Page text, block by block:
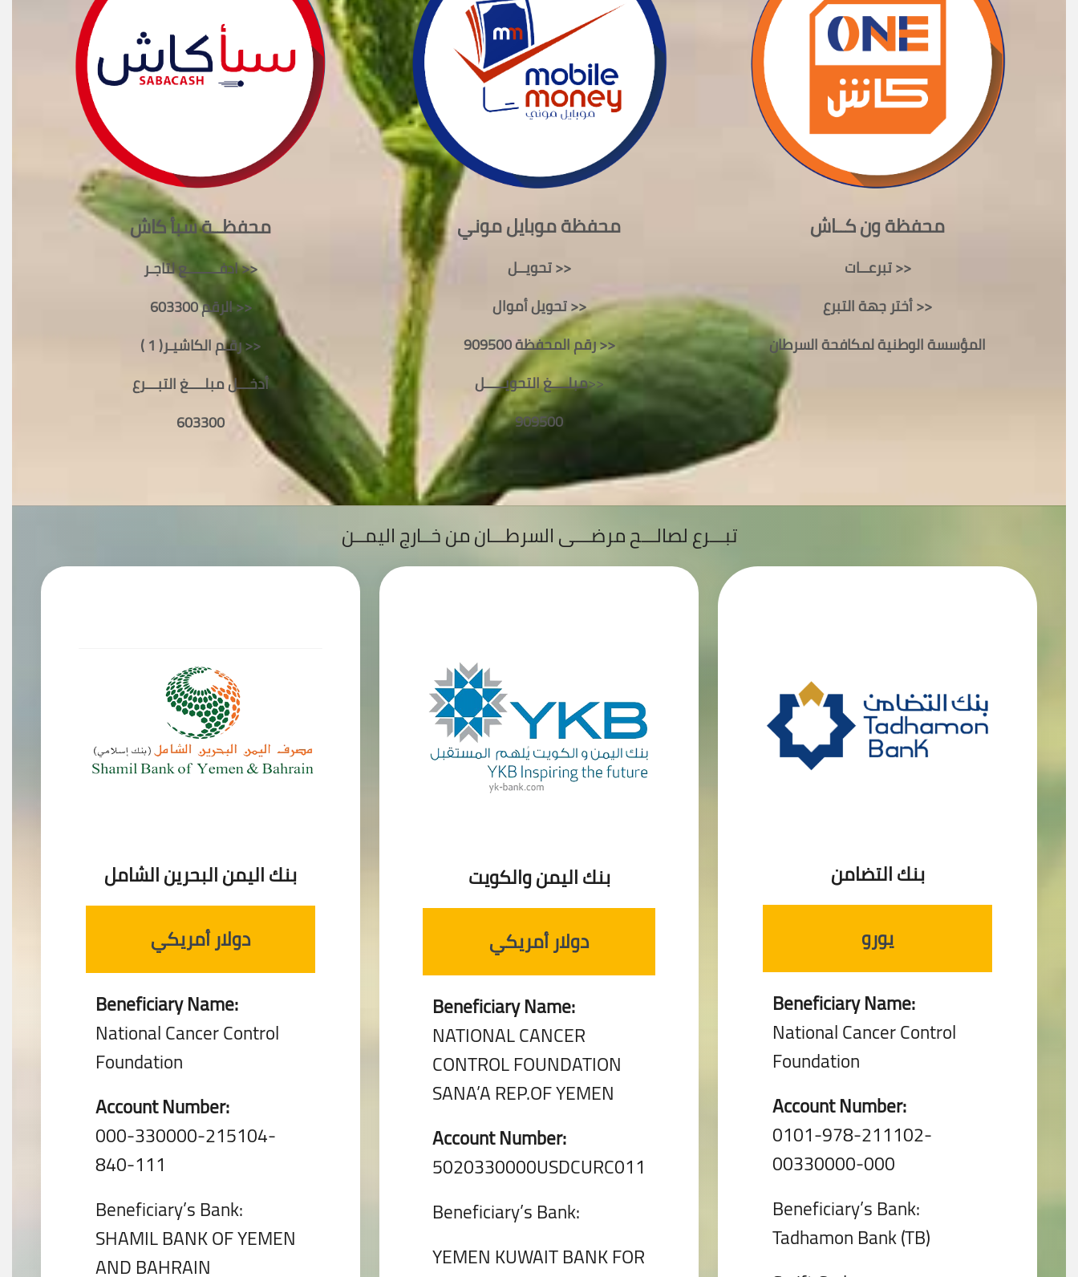
محفظــة سبأ كاش
ادفــــــــع لتاجـر >>
الرقم 603300 >>
رقـم الكاشيـر( 1 ) >>
أدخـــل مبلــــغ التبـــرع
603300
محفظة موبايل موني
تحويــل >>
تحويل أموال >>
رقم المحفظة 909500 >>
مبلــــغ التحويـــــل>>
909500
محفظة ون كــاش
تبرعــات >>
أختر جهة التبرع >>
المؤسسة الوطنية لمكافحة السرطان
تبـــرع لصالـــح مرضـــى السرطـــان من خــارج اليمــن
بنك اليمن البحرين الشامل
دولار أمريكي
Beneficiary Name:
National Cancer Control
Foundation
Account Number:
000-330000-215104-
840-111
Beneficiary’s Bank:
SHAMIL BANK OF YEMEN
AND BAHRAIN
بنك اليمن والكويت
دولار أمريكي
Beneficiary Name:
NATIONAL CANCER
CONTROL FOUNDATION
SANA’A REP.OF YEMEN
Account Number:
5020330000USDCURC011
Beneficiary’s Bank:
YEMEN KUWAIT BANK FOR
بنك التضامن
يورو
Beneficiary Name:
National Cancer Control
Foundation
Account Number:
0101-978-211102-
00330000-000
Beneficiary’s Bank:
Tadhamon Bank (TB)